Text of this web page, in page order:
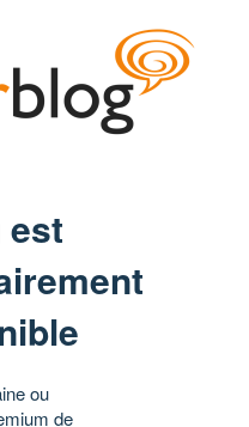
est
ou
de